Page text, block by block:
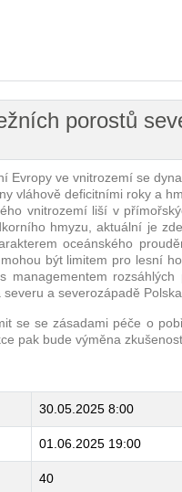
porostů
Evropy ve vnitrozemí se
vláhově deficitními roky a
vnitrozemí liší v
hmyzu, aktuální je
oceánského
být limitem pro lesní
managementem
a severozápadě
se se zásadami péče o
pak bude výměna
30.05.2025 8:00
01.06.2025 19:00
40